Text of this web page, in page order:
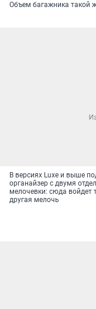
Объем багажника такой
В версиях Luxe и выше
органайзер с двумя
мелочевки: сюда войдет
другая мелочь